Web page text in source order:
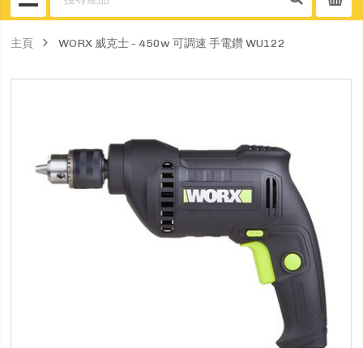
主頁 WORX 威克士 - 450w 可調速 手電鑽 WU122